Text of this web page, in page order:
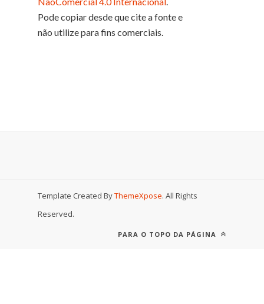
Pode copiar desde que cite a fonte e
não utilize para fins comerciais.
Template Created ByThemeXpose. All Rights
Reserved.
PARA O TOPO DA PÁGINA